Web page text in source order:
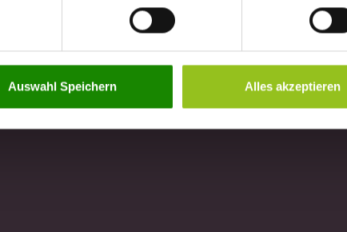
Auswahl Speichern Alles akzeptieren